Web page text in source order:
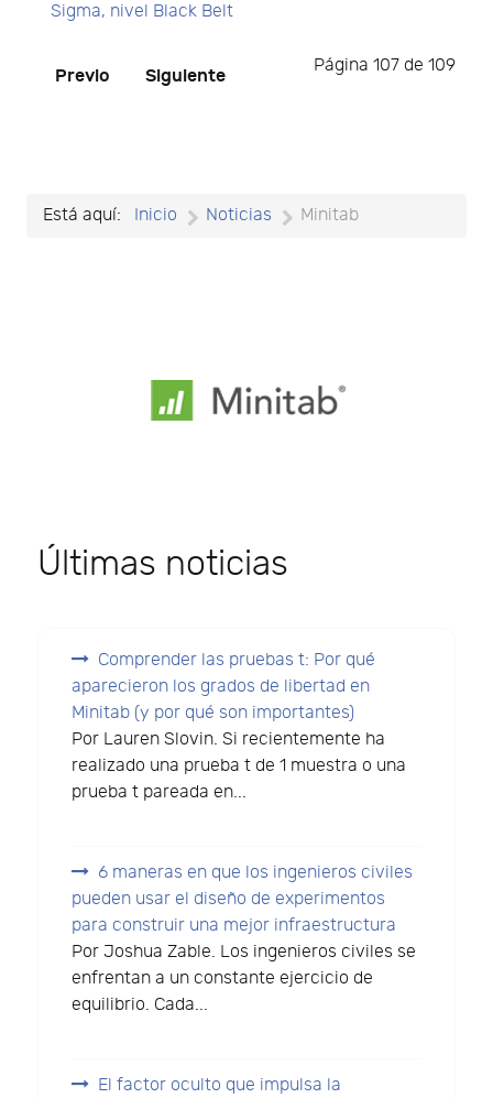
Sigma, nivel Black Belt
Página 107 de 109
Previo Siguiente
Está aquí: Inicio Noticias Minitab
Últimas noticias
Comprender las pruebas t: Por qué
aparecieron los grados de libertad en
Minitab (y por qué son importantes)
Por Lauren Slovin. Si recientemente ha
realizado una prueba t de 1 muestra o una
prueba t pareada en...
6 maneras en que los ingenieros civiles
pueden usar el diseño de experimentos
para construir una mejor infraestructura
Por Joshua Zable. Los ingenieros civiles se
enfrentan a un constante ejercicio de
equilibrio. Cada...
El factor oculto que impulsa la